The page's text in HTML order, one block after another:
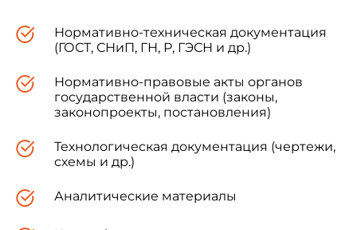
Нормативно-техническая документация
(ГОСТ, СНиП, ГН, Р, ГЭСН и др.)
Нормативно-правовые акты органов
государственной власти (законы,
законопроекты, постановления)
Технологическая документация (чертежи,
схемы и др.)
Аналитические материалы